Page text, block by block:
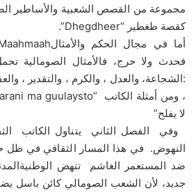
مجموعة من القصص الشعبية والأساطير
كقصة طغطير “Dhegdheer”.
فحدث ولا حرج، فالأمثال الصومالية
:الشجاعة، والعدل ، والكرم ، والتقدير ،
لا يفلح”
وفي الفصل الثاني يتناول الكاتب
النهوض. في هذا المسار الثقافي في ظل
ضد المستعمر الغاشم تنهض
جديد، لأن الشعب الصومالي كائن باسل